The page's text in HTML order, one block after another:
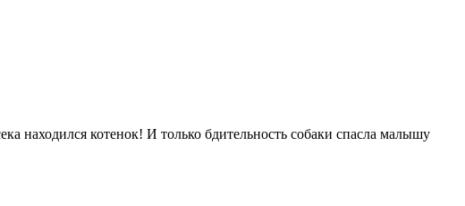
находился котенок! И только бдительность собаки спасла малышу